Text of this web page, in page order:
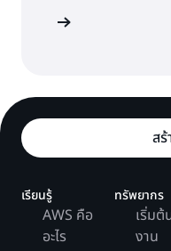
ส
เรียนรู้
AWS คือ
อะไร
ทรัพยากร
เริ่มต้
งาน